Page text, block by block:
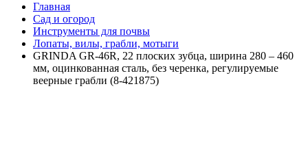
Главная
Сад и огород
Инструменты для почвы
Лопаты, вилы, грабли, мотыги
GRINDA GR-46R, 22 плоских зубца, ширина 280 – 460
мм, оцинкованная сталь, без черенка, регулируемые
веерные грабли (8-421875)